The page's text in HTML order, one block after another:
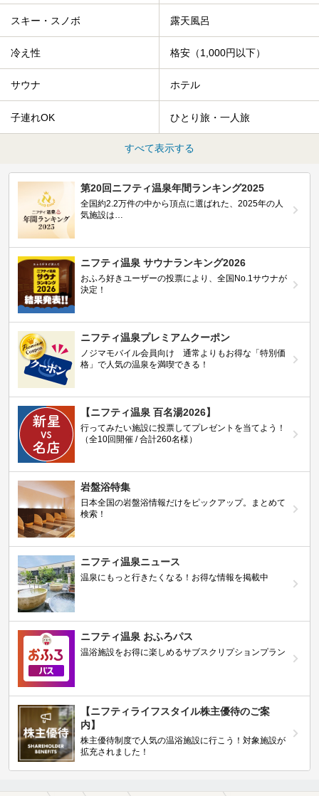
スキー・スノボ 露天風呂
冷え性 格安（1,000円以下）
サウナ ホテル
子連れOK ひとり旅・一人旅
すべて表示する
第20回ニフティ温泉年間ランキング2025
全国約2.2万件の中から頂点に選ばれた、2025年の人
気施設は…
ニフティ温泉 サウナランキング2026
おふろ好きユーザーの投票により、全国No.1サウナが
決定！
ニフティ温泉プレミアムクーポン
ノジマモバイル会員向け 通常よりもお得な「特別価
格」で人気の温泉を満喫できる！
【ニフティ温泉 百名湯2026】
行ってみたい施設に投票してプレゼントを当てよう！
（全10回開催 / 合計260名様）
岩盤浴特集
日本全国の岩盤浴情報だけをピックアップ。まとめて
検索！
ニフティ温泉ニュース
温泉にもっと行きたくなる！お得な情報を掲載中
ニフティ温泉 おふろパス
温浴施設をお得に楽しめるサブスクリプションプラン
【ニフティライフスタイル株主優待のご案
内】
株主優待制度で人気の温浴施設に行こう！対象施設が
拡充されました！